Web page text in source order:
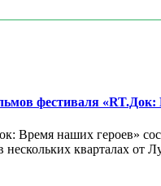
фестиваля «RT.Док:
Время наших героев»
нескольких кварталах